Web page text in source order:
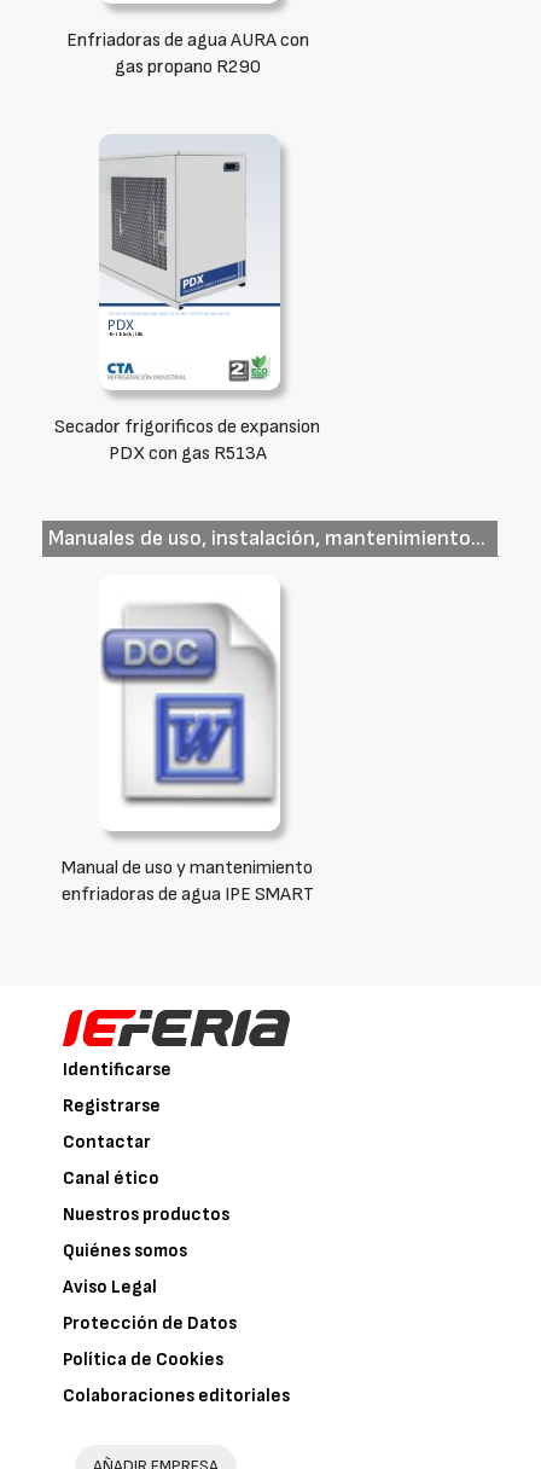
Enfriadoras de agua AURA con
gas propano R290
Secador frigorificos de expansion
PDX con gas R513A
Manuales de uso, instalación, mantenimiento...
Manual de uso y mantenimiento
enfriadoras de agua IPE SMART
Identificarse
Registrarse
Contactar
Canal ético
Nuestros productos
Quiénes somos
Aviso Legal
Protección de Datos
Política de Cookies
Colaboraciones editoriales